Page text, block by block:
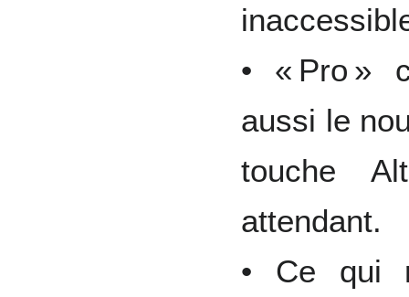
• « Pro »
aussi le
touche
attendant.
• Ce qui